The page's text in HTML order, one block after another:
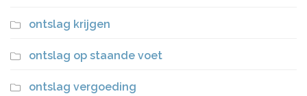
ontslag krijgen
ontslag op staande voet
ontslag vergoeding